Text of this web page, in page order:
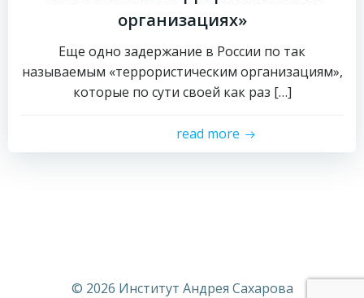
организациях»
Еще одно задержание в России по так
называемым «террористическим организациям»,
которые по сути своей как раз […]
read more
© 2026 Институт Андрея Сахарова